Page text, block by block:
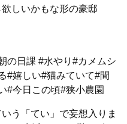
しいかもな形の豪邸
の日課 #水やり#カメムシ
#嬉しい#猫みていて#間
#今日この頃#狭小農園
う「てい」で妄想入りま